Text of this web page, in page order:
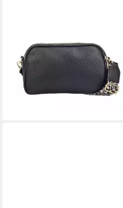
39,95 €
lieferbar - in 1-2 Werktagen bei dir